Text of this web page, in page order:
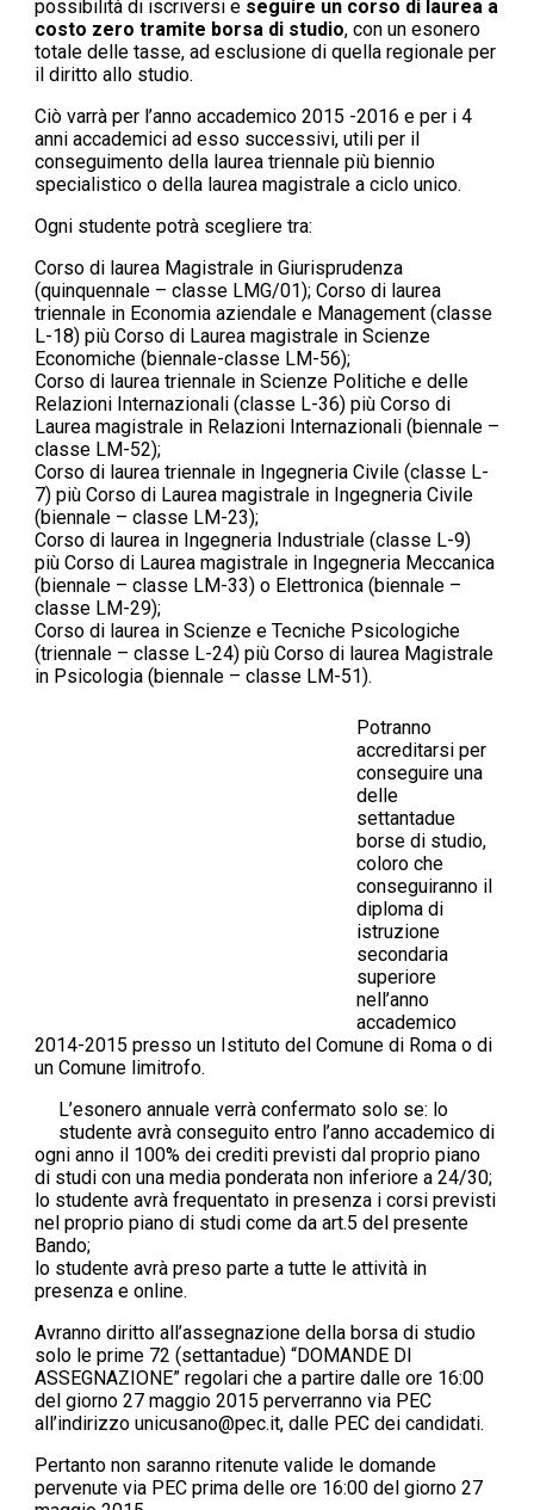
possibilità di iscriversi e seguire un corso di laurea a
costo zero tramite borsa di studio, con un esonero
totale delle tasse, ad esclusione di quella regionale per
il diritto allo studio.
Ciò varrà per l’anno accademico 2015 -2016 e per i 4
anni accademici ad esso successivi, utili per il
conseguimento della laurea triennale più biennio
specialistico o della laurea magistrale a ciclo unico.
Ogni studente potrà scegliere tra:
Corso di laurea Magistrale in Giurisprudenza
(quinquennale – classe LMG/01); Corso di laurea
triennale in Economia aziendale e Management (classe
L-18) più Corso di Laurea magistrale in Scienze
Economiche (biennale-classe LM-56);
Corso di laurea triennale in Scienze Politiche e delle
Relazioni Internazionali (classe L-36) più Corso di
Laurea magistrale in Relazioni Internazionali (biennale –
classe LM-52);
Corso di laurea triennale in Ingegneria Civile (classe L-
7) più Corso di Laurea magistrale in Ingegneria Civile
(biennale – classe LM-23);
Corso di laurea in Ingegneria Industriale (classe L-9)
più Corso di Laurea magistrale in Ingegneria Meccanica
(biennale – classe LM-33) o Elettronica (biennale –
classe LM-29);
Corso di laurea in Scienze e Tecniche Psicologiche
(triennale – classe L-24) più Corso di laurea Magistrale
in Psicologia (biennale – classe LM-51).
Potranno
accreditarsi per
conseguire una
delle
settantadue
borse di studio,
coloro che
conseguiranno il
diploma di
istruzione
secondaria
superiore
nell’anno
accademico
2014-2015 presso un Istituto del Comune di Roma o di
un Comune limitrofo.
L’esonero annuale verrà confermato solo se: lo
studente avrà conseguito entro l’anno accademico di
ogni anno il 100% dei crediti previsti dal proprio piano
di studi con una media ponderata non inferiore a 24/30;
lo studente avrà frequentato in presenza i corsi previsti
nel proprio piano di studi come da art.5 del presente
Bando;
lo studente avrà preso parte a tutte le attività in
presenza e online.
Avranno diritto all’assegnazione della borsa di studio
solo le prime 72 (settantadue) “DOMANDE DI
ASSEGNAZIONE” regolari che a partire dalle ore 16:00
del giorno 27 maggio 2015 perverranno via PEC
all’indirizzo unicusano@pec.it, dalle PEC dei candidati.
Pertanto non saranno ritenute valide le domande
pervenute via PEC prima delle ore 16:00 del giorno 27